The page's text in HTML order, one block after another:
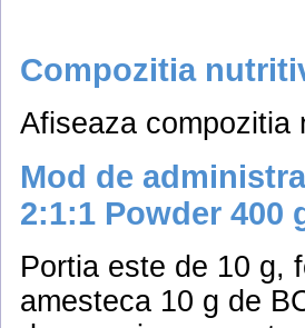
Compozitia
Afiseaza compozitia
Mod de
2:1:1 Powder 400
Portia este de 10 g,
amesteca 10 g de